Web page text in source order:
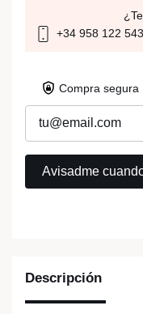
Descripción
+34 958 122 543
Compra segura